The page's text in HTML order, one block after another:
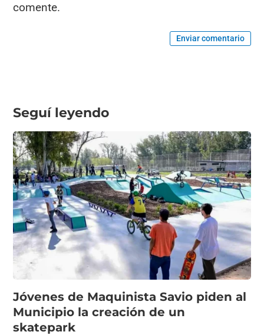
comente.
Enviar comentario
Seguí leyendo
Jóvenes de Maquinista Savio piden al
Municipio la creación de un
skatepark